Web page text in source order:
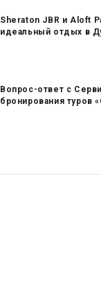
Sheraton JBR и Aloft
идеальный отдых в
Вопрос-ответ с
бронирования туров